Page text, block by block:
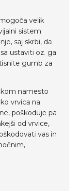
velik
sistem
saj skrbi, da
ustaviti oz. ga
gumb za
namesto
vrvica na
poškoduje pa
od vrvice,
vas in